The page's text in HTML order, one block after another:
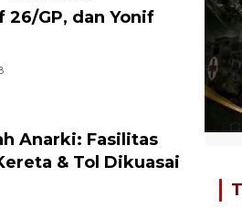
GP, dan Yonif
Anarki: Fasilitas
& Tol Dikuasai